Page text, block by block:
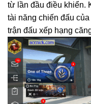
từ lần đầu điều khiển.
tài năng chiến đấu
trận đấu xếp hạng